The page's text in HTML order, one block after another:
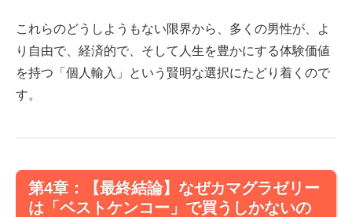
これらのどうしようもない限界から、多くの男性が、よ
り自由で、経済的で、そして人生を豊かにする体験価値
を持つ「個人輸入」という賢明な選択にたどり着くので
す。
第4章：【最終結論】なぜカマグラゼリー
は「ベストケンコー」で買うしかないの